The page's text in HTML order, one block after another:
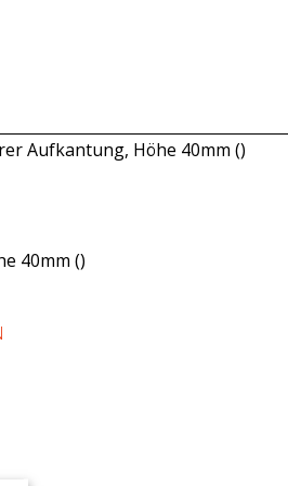
Aufkantung, Höhe 40mm ()
40mm ()